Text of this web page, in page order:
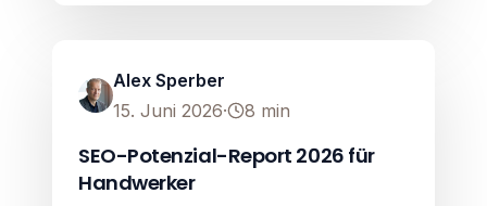
Alex Sperber
15. Juni 2026· 8 min
SEO-Potenzial-Report 2026 für
Handwerker